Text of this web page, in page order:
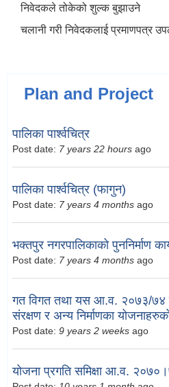
निवेदकले तोकेको शुल्क बुझाउने
चलानी गरी निवेदकलाई प्रमाणपत्र
Plan and Project
पालिका पार्श्वचित्र
Post date: 7 years 22 hours ago
पालिका पार्श्वचित्र (फागुन)
Post date: 7 years 4 months ago
भक्तपुर नगरपालिकाको पुननिर्माण
Post date: 7 years 4 months ago
गत विगत तथा यस आ.व. २०७३/७४
संरक्षण र अन्य निर्माणका योजनाहरुको
Post date: 9 years 2 weeks ago
योजना प्रगति समिक्षा आ.व.